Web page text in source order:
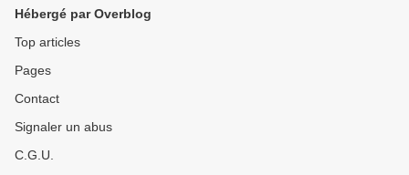
Hébergé par Overblog
Top articles
Pages
Contact
Signaler un abus
C.G.U.